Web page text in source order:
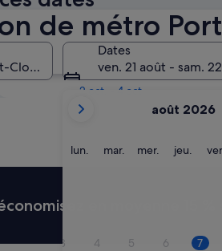
de métro
Dates
ven. 21 août - sam.
mois
sont
August
September
août 2026
lun. lundimar. mardi
mer. mercredi
jeu. jeudi
3 4 5 6 7
Dans deux semaines
21 août - 23 août
Dans deux mois
2 oct. - 4 oct.
en moyenne 15 %